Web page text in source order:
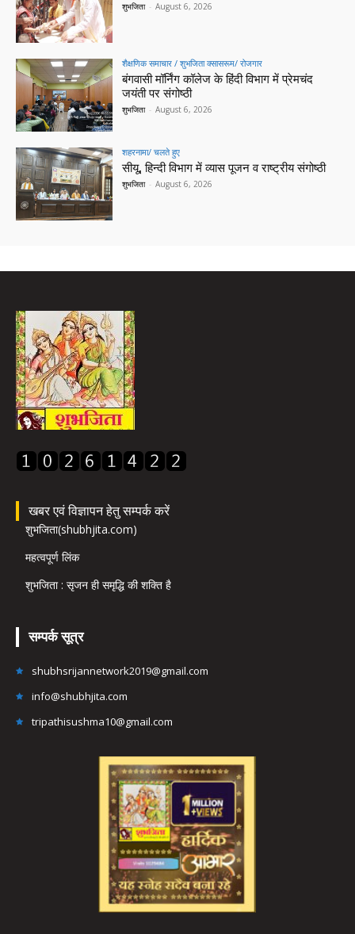
शुभजिता - August 6, 2026
शैक्षणिक समाचार / शुभजिता क्सासरूम/ रोजगार
बंगवासी मॉर्निंग कॉलेज के हिंदी विभाग में प्रेमचंद
जयंती पर संगोष्ठी
शुभजिता - August 6, 2026
शहरनामा/ चलते हुए
सीयू, हिन्दी विभाग में व्यास पूजन व राष्ट्रीय संगोष्ठी
शुभजिता - August 6, 2026
खबर एवं विज्ञापन हेतु सम्पर्क करें
शुभजिता(shubhjita.com)
महत्वपूर्ण लिंक
शुभजिता : सृजन ही समृद्धि की शक्ति है
सम्पर्क सूत्र
shubhsrijannetwork2019@gmail.com
info@shubhjita.com
tripathisushma10@gmail.com